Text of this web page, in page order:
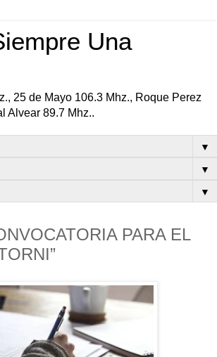
Una
25 de Mayo 106.3 Mhz., Roque Perez
Alvear 89.7 Mhz..
▼
▼
▼
PARA EL